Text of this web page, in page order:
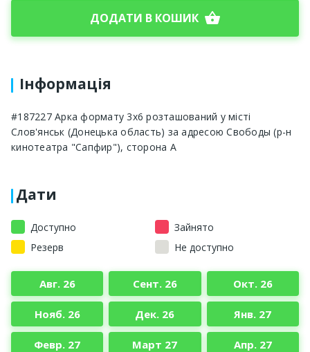
ДОДАТИ В КОШИК shopping_basket
Інформація
#187227 Арка формату 3х6 розташований у місті
Слов'янськ (Донецька область) за адресою Свободы (р-н
кинотеатра "Сапфир"), сторона А
Дати
Доступно
Зайнято
Резерв
Не доступно
Авг. 26 Сент. 26 Окт. 26
Нояб. 26 Дек. 26 Янв. 27
Февр. 27 Март 27 Апр. 27